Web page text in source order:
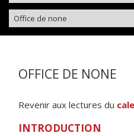
Office de none
OFFICE DE NONE
Revenir aux lectures du
INTRODUCTION